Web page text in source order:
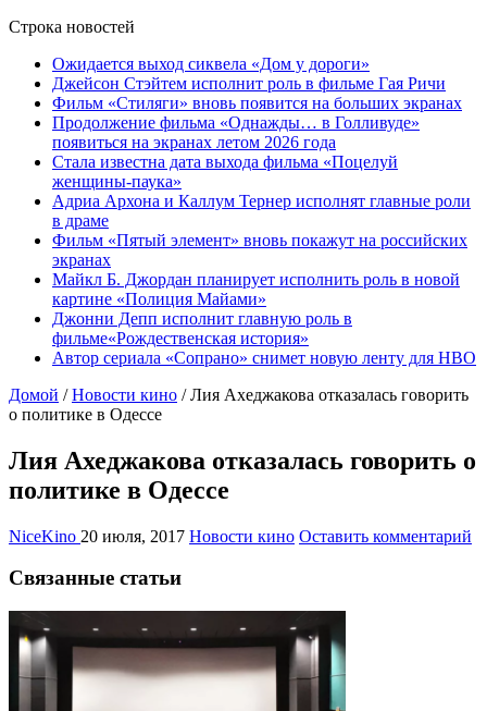
Строка новостей
Ожидается выход сиквела «Дом у дороги»
Джейсон Стэйтем исполнит роль в фильме Гая Ричи
Фильм «Стиляги» вновь появится на больших экранах
Продолжение фильма «Однажды… в Голливуде»
появиться на экранах летом 2026 года
Стала известна дата выхода фильма «Поцелуй
женщины-паука»
Адриа Архона и Каллум Тернер исполнят главные роли
в драме
Фильм «Пятый элемент» вновь покажут на российских
экранах
Майкл Б. Джордан планирует исполнить роль в новой
картине «Полиция Майами»
Джонни Депп исполнит главную роль в
фильме«Рождественская история»
Автор сериала «Сопрано» снимет новую ленту для HBO
Домой / Новости кино / Лия Ахеджакова отказалась говорить
о политике в Одессе
Лия Ахеджакова отказалась говорить о
политике в Одессе
NiceKino 20 июля, 2017 Новости кино Оставить комментарий
Связанные статьи